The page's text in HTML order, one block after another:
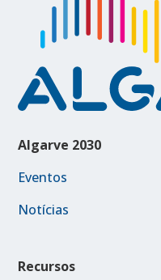
Algarve 2030
Eventos
Notícias
Recursos